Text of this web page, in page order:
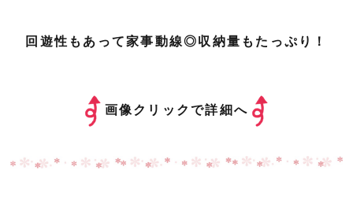
回遊性もあって家事動線◎収納量もたっぷり！
画像クリックで詳細へ